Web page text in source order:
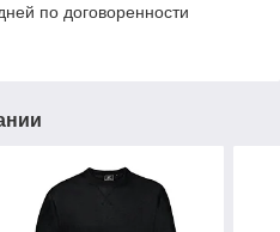
по договоренности